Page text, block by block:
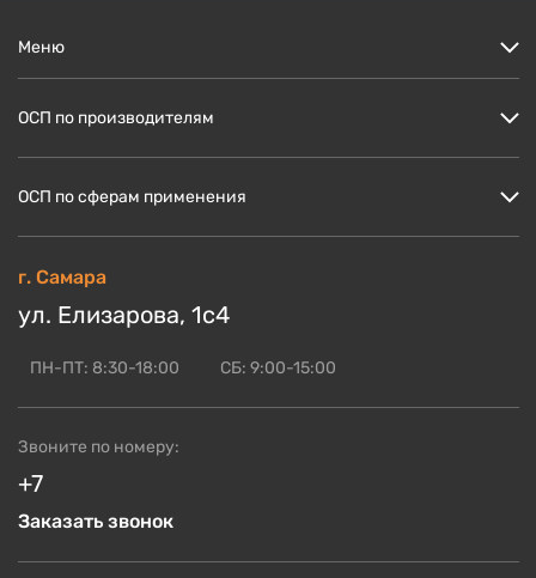
Звоните по номеру:
+7
Заказать звонок
г. Самара
ул. Елизарова, 1с4
ПН-ПТ: 8:30-18:00 СБ: 9:00-15:00
Меню
Доставка и оплата
ОСБ оптом
Контакты
ОСП по производителям
ОСП Ультралам
ОСП Калевала
Смотреть ещё
ОСП по сферам применения
ОСП для стен
ОСП для кровли
ОСП для СИП панелей
Смотреть ещё